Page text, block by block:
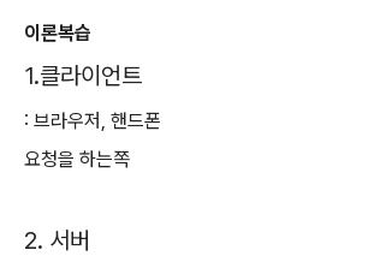
이론복습
1.클라이언트
: 브라우저, 핸드폰
요청을 하는쪽
2. 서버